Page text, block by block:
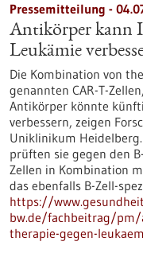
Pressemitteilung -
Antikörper kann
Leukämie
Die Kombination von
genannten CAR-T-
Antikörper könnte
verbessern, zeigen
Uniklinikum
prüften sie gegen den
Zellen in Kombination
das ebenfalls B-Zell-
https://
bw.de/fachbeitrag/pm/
therapie-gegen-